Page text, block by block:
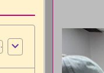
1